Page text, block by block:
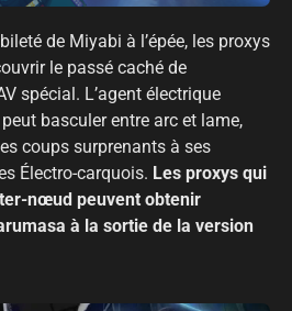
de Miyabi à l’épée, les proxys
le passé caché de
spécial. L’agent électrique
basculer entre arc et lame,
coups surprenants à ses
Électro-carquois. Les proxys qui
nœud peuvent obtenir
à la sortie de la version